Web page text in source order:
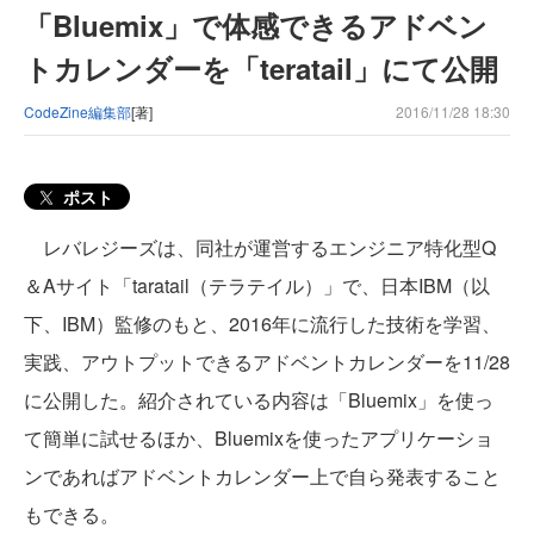
「Bluemix」で体感できるアドベン
トカレンダーを「teratail」にて公開
CodeZine編集部[著] 2016/11/28 18:30
ポスト
レバレジーズは、同社が運営するエンジニア特化型Q
＆Aサイト「taratail（テラテイル）」で、日本IBM（以
下、IBM）監修のもと、2016年に流行した技術を学習、
実践、アウトプットできるアドベントカレンダーを11/28
に公開した。紹介されている内容は「Bluemix」を使っ
て簡単に試せるほか、Bluemixを使ったアプリケーショ
ンであればアドベントカレンダー上で自ら発表すること
もできる。